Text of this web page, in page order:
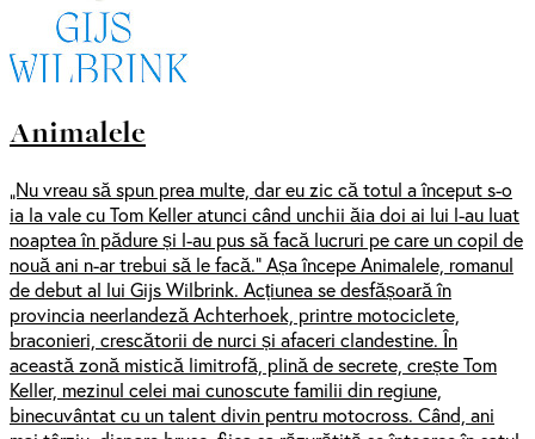
Animalele
„Nu vreau să spun prea multe, dar eu zic că totul a început s-o
ia la vale cu Tom Keller atunci când unchii ăia doi ai lui l-au luat
noaptea în pădure și l-au pus să facă lucruri pe care un copil de
nouă ani n-ar trebui să le facă.” Așa începe Animalele, romanul
de debut al lui Gijs Wilbrink. Acțiunea se desfășoară în
provincia neerlandeză Achterhoek, printre motociclete,
braconieri, crescătorii de nurci și afaceri clandestine. În
această zonă mistică limitrofă, plină de secrete, crește Tom
Keller, mezinul celei mai cunoscute familii din regiune,
binecuvântat cu un talent divin pentru motocross. Când, ani